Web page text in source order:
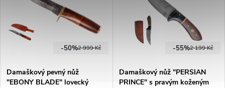
2 999 Kč
-50%
Damaškový pevný nůž
"EBONY BLADE" lovecký
2 199 Kč
-55%
Damaškový nůž "PERSIAN
PRINCE" s pravým koženým